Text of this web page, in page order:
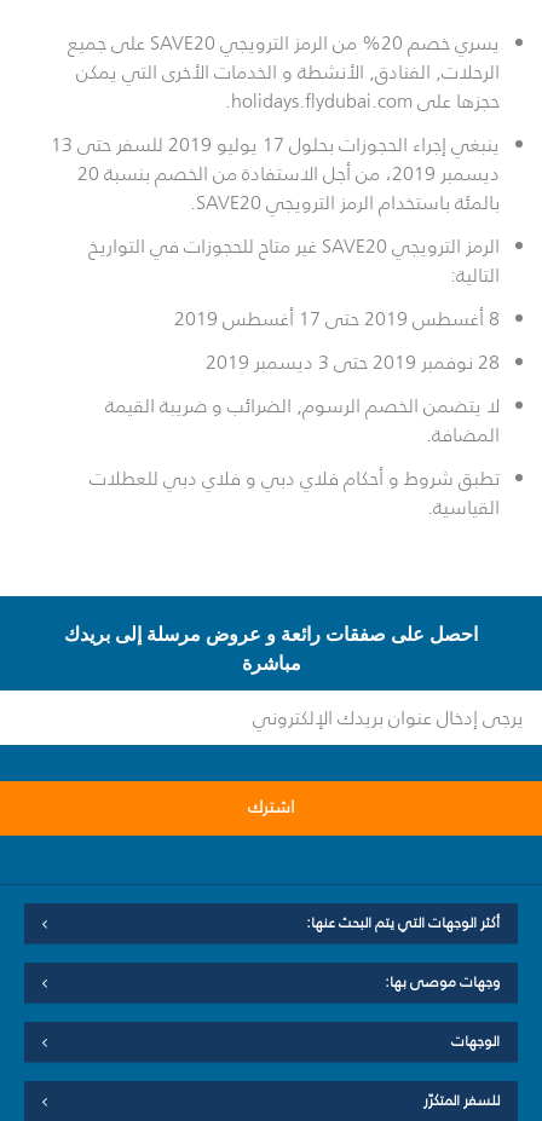
يسري خصم 20% من الرمز الترويجي SAVE20 على جميع
الرحلات, الفنادق, الأنشطة و الخدمات الأخرى التي يمكن
حجزها على holidays.flydubai.com.
ينبغي إجراء الحجوزات بحلول 17 يوليو 2019 للسفر حتى 13
ديسمبر 2019، من أجل الاستفادة من الخصم بنسبة 20
بالمئة باستخدام الرمز الترويجي SAVE20.
الرمز الترويجي SAVE20 غير متاح للحجوزات في التواريخ
التالية:
8 أغسطس 2019 حتى 17 أغسطس 2019
28 نوفمبر 2019 حتى 3 ديسمبر 2019
لا يتضمن الخصم الرسوم, الضرائب و ضريبة القيمة
المضافة.
تطبق شروط و أحكام فلاي دبي و فلاي دبي للعطلات
القياسية.
احصل على صفقات رائعة و عروض مرسلة إلى بريدك
مباشرة
اشترك
أكثر الوجهات التي يتم البحث عنها:
وجهات موصى بها:
الوجهات
للسفر المتكرّر